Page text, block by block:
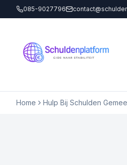
085-9027796
Home Hulp Bij Schulden